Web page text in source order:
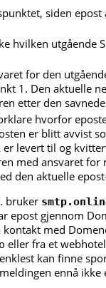
siden
hvilken utgående
for den
1. Den aktuelle
etter den
hvorfor
er blitt avvist
levert til og
med ansvaret
den aktuelle
bruker
epost gjennom
kontakt med
eller fra et
kan finne
ennå ikke